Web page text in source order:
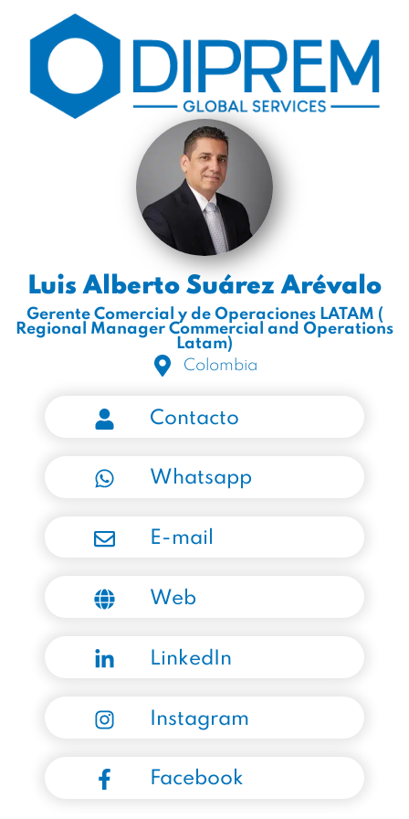
Luis Alberto Suárez Arévalo
Gerente Comercial y de Operaciones LATAM (
Regional Manager Commercial and Operations
Latam)
Colombia
Contacto
Whatsapp
E-mail
Web
LinkedIn
Instagram
Facebook